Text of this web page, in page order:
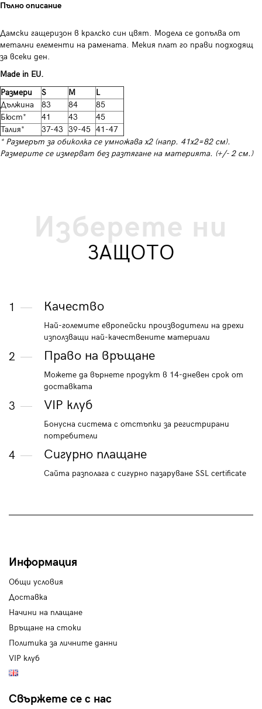
Пълно описание
Дамски гащеризон в кралско син цвят. Модела се допълва от
метални елементи на рамената. Мекия плат го прави подходящ
за всеки ден.
Made in EU.
Размери
S M
L
Дължина
83 84
85
Бюст*
41 43
45
Талия*
37-43 39-45 41-47
* Размерът за обиколка се умножава х2 (напр. 41х2=82 см).
Размерите се измерват без разтягане на материята. (+/- 2 см.)
Изберете ни
ЗАЩОТО
1 Качество
Най-големите европейски производители на дрехи
използващи най-качествените материали
2 Право на връщане
Можете да върнете продукт в 14-дневен срок от
доставката
3 VIP клуб
Бонусна система с отстъпки за регистрирани
потребители
4 Сигурно плащане
Сайта разполага с сигурно пазаруване SSL certificate
Информация
Общи условия
Доставка
Начини на плащане
Връщане на стоки
Политика за личните данни
VIP клуб
Свържете се с нас